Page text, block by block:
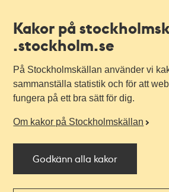
Kakor på
.stockholm.se
På Stockholmskällan använder vi
sammanställa statistik och för att
fungera på ett bra sätt för dig.
Om kakor på Stockholmskällan
Godkänn alla kakor